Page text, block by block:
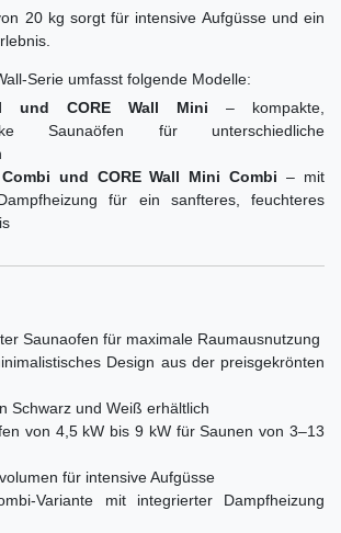
20 kg sorgt für intensive Aufgüsse und ein
Serie umfasst folgende Modelle:
und CORE Wall Mini – kompakte,
Saunaöfen für unterschiedliche
und CORE Wall Mini Combi – mit
für ein sanfteres, feuchteres
Saunaofen für maximale Raumausnutzung
Design aus der preisgekrönten
Schwarz und Weiß erhältlich
von 4,5 kW bis 9 kW für Saunen von 3–13
für intensive Aufgüsse
Variante mit integrierter Dampfheizung